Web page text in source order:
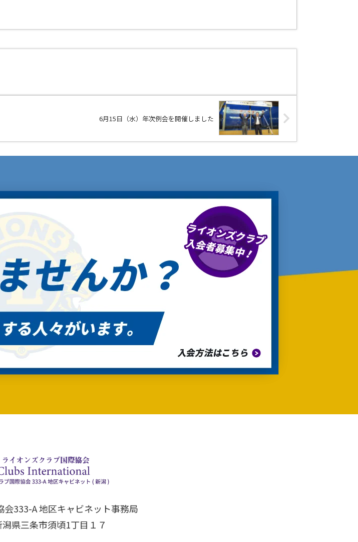
6月15日（水）年次例会を開催しました
333-A 地区キャビネット事務局
県三条市須頃1丁目１７